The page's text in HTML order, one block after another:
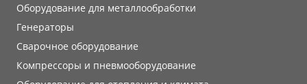
Оборудование для металлообработки
Генераторы
Сварочное оборудование
Компрессоры и пневмооборудование